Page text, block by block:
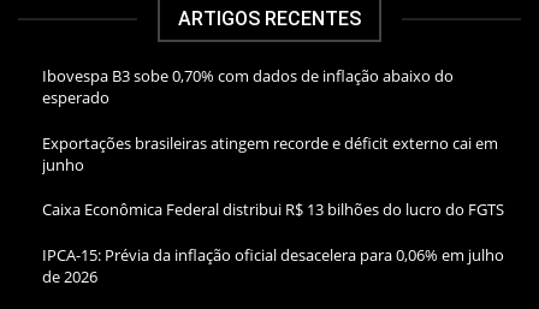
ARTIGOS RECENTES
Ibovespa B3 sobe 0,70% com dados de inflação abaixo do
esperado
Exportações brasileiras atingem recorde e déficit externo cai em
junho
Caixa Econômica Federal distribui R$ 13 bilhões do lucro do FGTS
IPCA-15: Prévia da inflação oficial desacelera para 0,06% em julho
de 2026